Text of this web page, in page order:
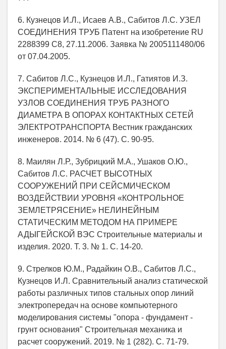
6. Кузнецов И.Л., Исаев А.В., Сабитов Л.С. УЗЕЛ
СОЕДИНЕНИЯ ТРУБ Патент на изобретение RU
2288399 C8, 27.11.2006. Заявка № 2005111480/06
от 07.04.2005.
7. Сабитов Л.С., Кузнецов И.Л., Гатиятов И.З.
ЭКСПЕРИМЕНТАЛЬНЫЕ ИССЛЕДОВАНИЯ
УЗЛОВ СОЕДИНЕНИЯ ТРУБ РАЗНОГО
ДИАМЕТРА В ОПОРАХ КОНТАКТНЫХ СЕТЕЙ
ЭЛЕКТРОТРАНСПОРТА Вестник гражданских
инженеров. 2014. № 6 (47). С. 90-95.
8. Маилян Л.Р., Зубрицкий М.А., Ушаков О.Ю.,
Сабитов Л.С. РАСЧЕТ ВЫСОТНЫХ
СООРУЖЕНИЙ ПРИ СЕЙСМИЧЕСКОМ
ВОЗДЕЙСТВИИ УРОВНЯ «КОНТРОЛЬНОЕ
ЗЕМЛЕТРЯСЕНИЕ» НЕЛИНЕЙНЫМ
СТАТИЧЕСКИМ МЕТОДОМ НА ПРИМЕРЕ
АДЫГЕЙСКОЙ ВЭС Строительные материалы и
изделия. 2020. Т. 3. № 1. С. 14-20.
9. Стрелков Ю.М., Радайкин О.В., Сабитов Л.С.,
Кузнецов И.Л. Сравнительный анализ статической
работы различных типов стальных опор линий
электропередач на основе компьютерного
моделирования системы "опора - фундамент -
грунт основания" Строительная механика и
расчет сооружений. 2019. № 1 (282). С. 71-79.